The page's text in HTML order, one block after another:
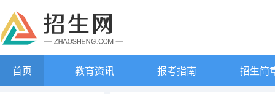
首页 教育资讯 报考指南 招生简